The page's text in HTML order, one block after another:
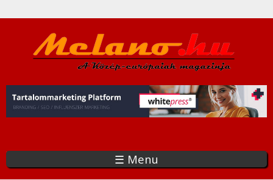
a
tartalomra
☰ Menu